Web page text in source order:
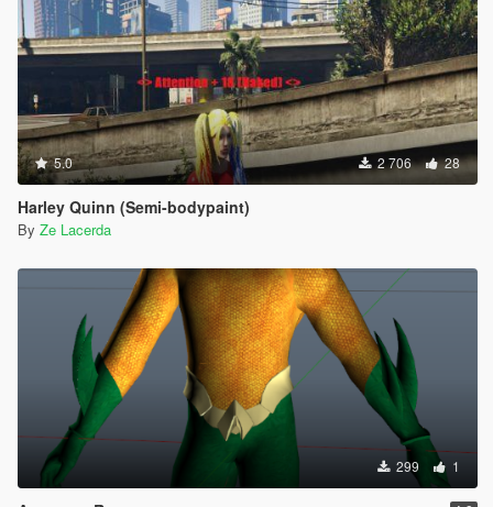
5.0 2 706 28
Harley Quinn (Semi-bodypaint)
By Ze Lacerda
299 1